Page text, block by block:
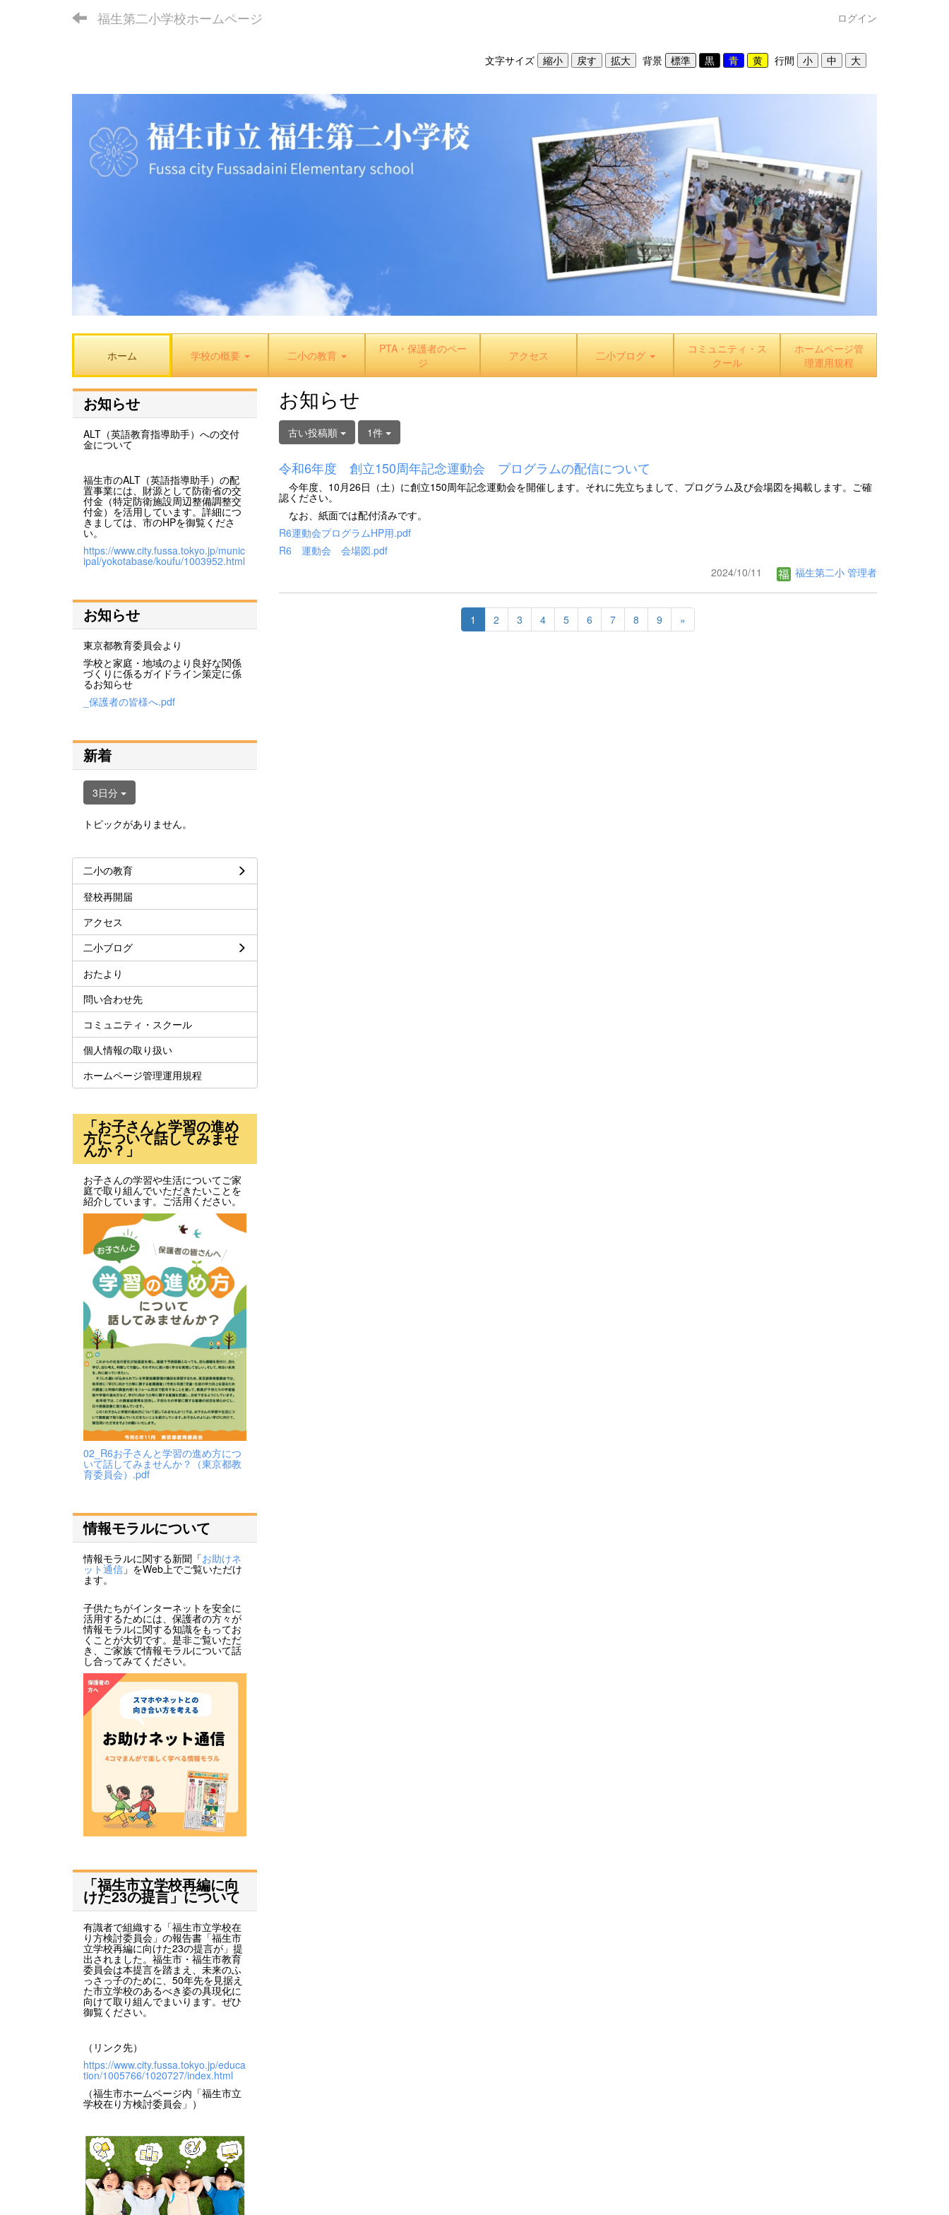
福生第二小学校ホームページ ログイン
文字サイズ 背景 行間
ホーム 学校の概要 二小の教育
PTA・保護者のペー
ジ
アクセス 二小ブログ
コミュニティ・ス
クール
ホームページ管
理運用規程
お知らせ
古い投稿順 1件
令和6年度 創立150周年記念運動会 プログラムの配信について
今年度、10月26日（土）に創立150周年記念運動会を開催します。それに先立ちまして、プログラム及び会場図を掲載します。ご確
認ください。
なお、紙面では配付済みです。
R6運動会プログラムHP用.pdf
R6 運動会 会場図.pdf
2024/10/11
福生第二小 管理者
1 2 3 4 5 6 7 8 9 »
お知らせ
ALT（英語教育指導助手）への交付
金について
福生市のALT（英語指導助手）の配
置事業には、財源として防衛省の交
付金（特定防衛施設周辺整備調整交
付金）を活用しています。詳細につ
きましては、市のHPを御覧くださ
い。
https://www.city.fussa.tokyo.jp/munic
ipal/yokotabase/koufu/1003952.html
お知らせ
東京都教育委員会より
学校と家庭・地域のより良好な関係
づくりに係るガイドライン策定に係
るお知らせ
_保護者の皆様へ.pdf
新着
3日分
トピックがありません。
二小の教育
登校再開届
アクセス
二小ブログ
おたより
問い合わせ先
コミュニティ・スクール
個人情報の取り扱い
ホームページ管理運用規程
「お子さんと学習の進め
方について話してみませ
んか？」
お子さんの学習や生活についてご家
庭で取り組んでいただきたいことを
紹介しています。ご活用ください。
02_R6お子さんと学習の進め方につ
いて話してみませんか？（東京都教
育委員会）.pdf
情報モラルについて
情報モラルに関する新聞「お助けネ
ット通信 」をWeb上でご覧いただけ
ます。
子供たちがインターネットを安全に
活用するためには、保護者の方々が
情報モラルに関する知識をもってお
くことが大切です。是非ご覧いただ
き、ご家族で情報モラルについて話
し合ってみてください。
「福生市立学校再編に向
けた23の提言」について
有識者で組織する「福生市立学校在
り方検討委員会」の報告書「福生市
立学校再編に向けた23の提言が」提
出されました。福生市・福生市教育
委員会は本提言を踏まえ、未来のふ
っさっ子のために、50年先を見据え
た市立学校のあるべき姿の具現化に
向けて取り組んでまいります。ぜひ
御覧ください。
（リンク先）
https://www.city.fussa.tokyo.jp/educa
tion/1005766/1020727/index.html
（福生市ホームページ内「福生市立
学校在り方検討委員会」）